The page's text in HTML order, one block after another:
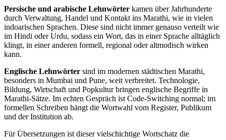
Persische und arabische Lehnwörter kamen über Jahrhunderte
durch Verwaltung, Handel und Kontakt ins Marathi, wie in vielen
indoarischen Sprachen. Diese sind nicht immer genauso verteilt wie
im Hindi oder Urdu, sodass ein Wort, das in einer Sprache alltäglich
klingt, in einer anderen formell, regional oder altmodisch wirken
kann.
Englische Lehnwörter sind im modernen städtischen Marathi,
besonders in Mumbai und Pune, weit verbreitet. Technologie,
Bildung, Wirtschaft und Popkultur bringen englische Begriffe in
Marathi-Sätze. Im echten Gespräch ist Code-Switching normal; im
formellen Schreiben hängt die Wortwahl vom Register, Publikum
und der Institution ab.
Für Übersetzungen ist dieser vielschichtige Wortschatz die